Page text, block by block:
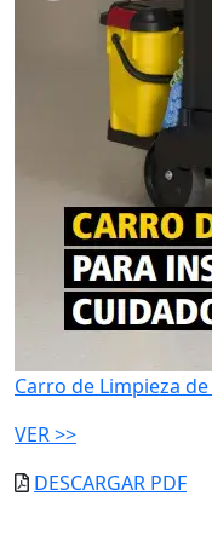
Carro de Limpieza
VER >>
DESCARGAR PDF